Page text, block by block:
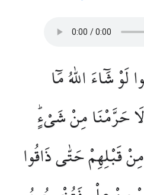
شَٓاءَ اللّٰهُ مَٓا
حَرَّمْنَا مِنْ شَيْءٍۜ
قَبْلِهِمْ حَتّٰى ذَاقُوا